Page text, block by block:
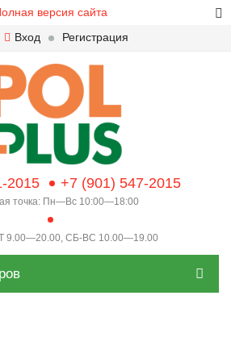
версия сайта
Вход
Регистрация
2015 +7 (901) 547-2015
точка: Пн—Вс 10:00—18:00
9.00—20.00, СБ-ВС 10.00—19.00